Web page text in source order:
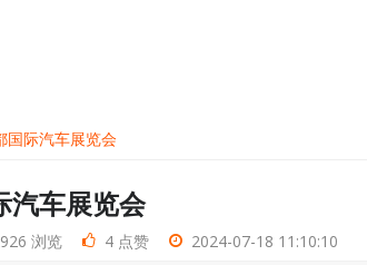
国际汽车展览会
汽车展览会
浏览 4 点赞 2024-07-18 11:10:10